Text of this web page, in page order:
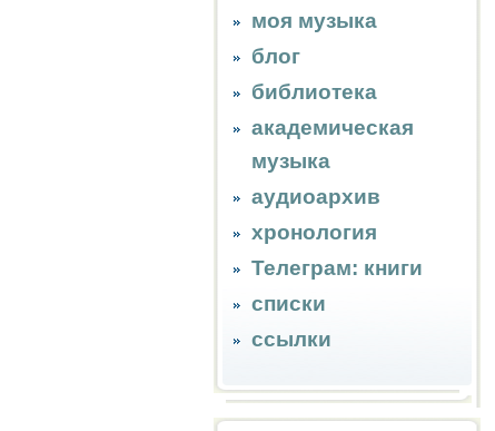
моя музыка
блог
библиотека
академическая
музыка
аудиоархив
хронология
Телеграм: книги
списки
ссылки